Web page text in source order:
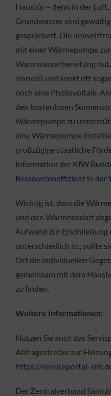
Haustür – denn in der
Grundwasser sind
gespeichert. Die
mit einer Wärmepumpe
Warmwasserbereitung
sinnvoll und senkt oft
noch eine Photovoltaik-
den kostenlosen
Wärmepumpe zu
eine Wärmepumpe
großzügige staatliche
Information der KfW
Ressourceneffizienz in
Wichtig ist, dass die
und den Wärmebedarf
Aufwand zur Erschließung
unterschiedlich ist, sollte
Ort die individuellen
gemeinsam mit dem
zu finden.
Weitere Informationen:
Nutzen Sie auch das
Abfragestrecke zur
https://serviceportal-
Der Zentralverband